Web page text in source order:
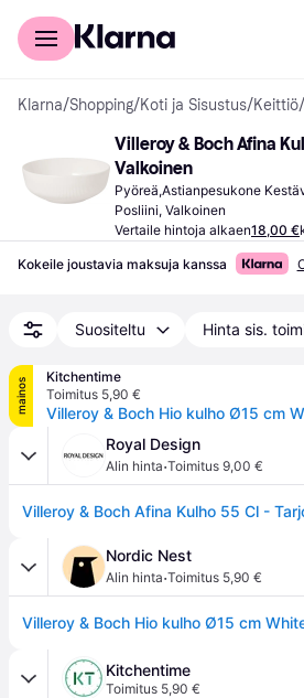
Kuluttajille
Klarna/Shopping/Koti ja Sisustus/Keittiö/
Villeroy & Boch Afina
Valkoinen
Pyöreä,Astianpesukone
Posliini, Valkoinen
Vertaile hintoja alkaen18,00 €
Kokeile joustavia maksuja kanssa
Suositeltu Hinta sis.
mainos
Kitchentime
Toimitus 5,90 €
Villeroy & Boch Hio kulho Ø15 cm
Royal Design
Alin hinta·Toimitus 9,00 €
Nordic Nest
Alin hinta·Toimitus 5,90 €
Villeroy & Boch Hio kulho Ø15 cm
Kitchentime
Toimitus 5,90 €